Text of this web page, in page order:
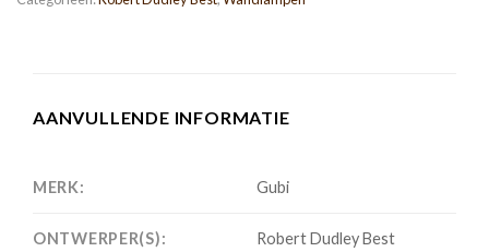
AANVULLENDE INFORMATIE
MERK: Gubi
ONTWERPER(S): Robert Dudley Best